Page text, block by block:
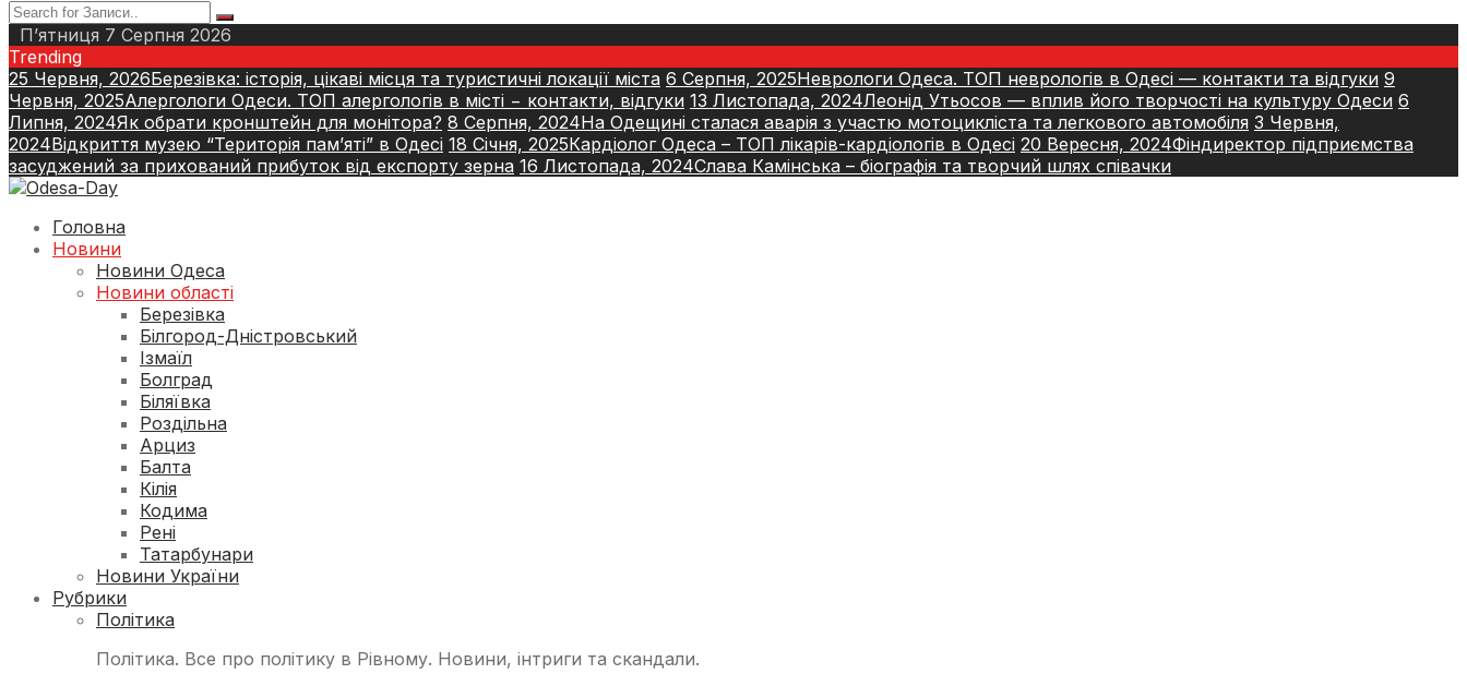
П’ятниця 7 Серпня 2026
Trending
25 Червня, 2026Березівка: історія, цікаві місця та туристичні локації міста 6 Серпня, 2025Неврологи Одеса. ТОП неврологів в Одесі — контакти та відгуки 9
Червня, 2025Алергологи Одеси. ТОП алергологів в місті − контакти, відгуки 13 Листопада, 2024Леонід Утьосов — вплив його творчості на культуру Одеси 6
Липня, 2024Як обрати кронштейн для монітора? 8 Серпня, 2024На Одещині сталася аварія з участю мотоцикліста та легкового автомобіля 3 Червня,
2024Відкриття музею “Територія пам’яті” в Одесі 18 Січня, 2025Кардіолог Одеса – ТОП лікарів-кардіологів в Одесі 20 Вересня, 2024Фіндиректор підприємства
засуджений за прихований прибуток від експорту зерна 16 Листопада, 2024Слава Камінська – біографія та творчий шлях співачки
Головна
Новини
Новини Одеса
Новини області
Березівка
Білгород-Дністровський
Ізмаїл
Болград
Біляївка
Роздільна
Арциз
Балта
Кілія
Кодима
Рені
Татарбунари
Новини України
Рубрики
Політика
Політика. Все про політику в Рівному. Новини, інтриги та скандали.